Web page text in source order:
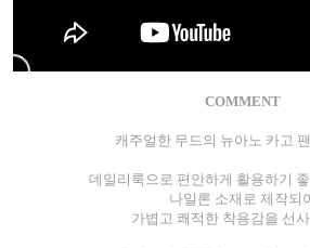
COMMENT
캐주얼한 무드의 뉴아노 카고
데일리룩으로 편안하게 활용하기
나일론 소재로 제작되
가볍고 쾌적한 착용감을 선